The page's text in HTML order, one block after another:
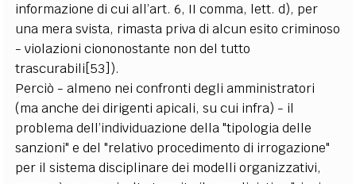
informazione di cui all’art. 6, II comma, lett. d), per
una mera svista, rimasta priva di alcun esito criminoso
- violazioni ciononostante non del tutto
trascurabili[53]).
Perciò - almeno nei confronti degli amministratori
(ma anche dei dirigenti apicali, su cui infra) - il
problema dell’individuazione della "tipologia delle
sanzioni" e del "relativo procedimento di irrogazione"
per il sistema disciplinare dei modelli organizzativi,